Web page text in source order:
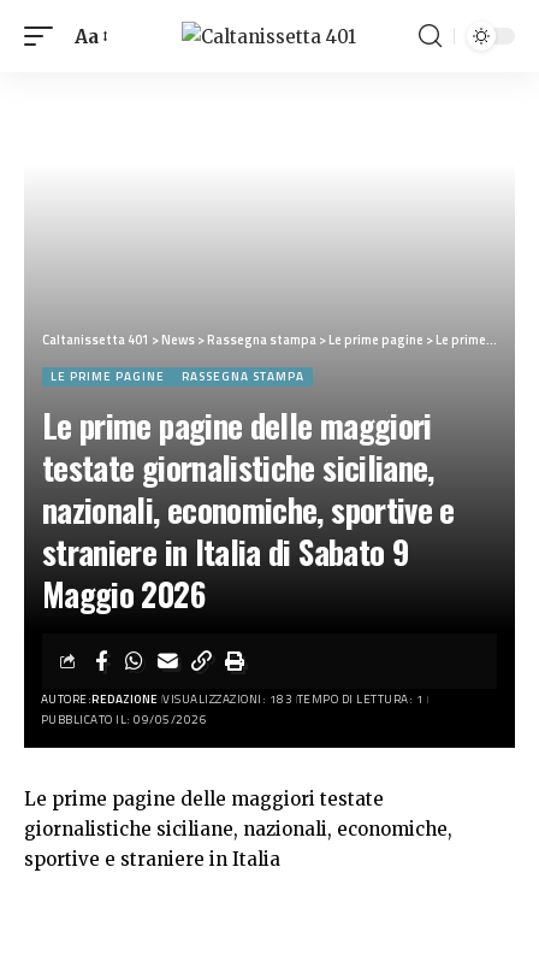
Aa
Caltanissetta 401 >News>Rassegna stampa>Le prime pagine >Le prime pagine delle maggiori testate giornalistiche siciliane, nazionali, economiche, sportive e straniere in Italia di Sabato 9 Maggio 2026
LE PRIME PAGINE RASSEGNA STAMPA
Le prime pagine delle maggiori
testate giornalistiche siciliane,
nazionali, economiche, sportive e
straniere in Italia di Sabato 9
Maggio 2026
AUTORE:REDAZIONE VISUALIZZAZIONI: 183 TEMPO DI LETTURA: 1
PUBBLICATO IL: 09/05/2026
Le prime pagine delle maggiori testate
giornalistiche siciliane, nazionali, economiche,
sportive e straniere in Italia